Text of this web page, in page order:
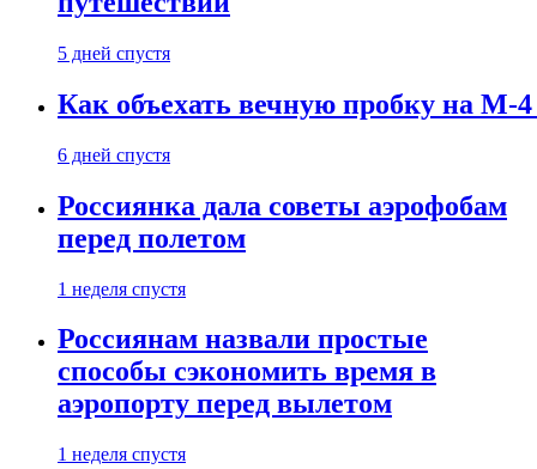
5 дней спустя
Как объехать вечную пробку на М-
6 дней спустя
Россиянка дала советы аэрофобам
перед полетом
1 неделя спустя
Россиянам назвали простые
способы сэкономить время в
аэропорту перед вылетом
1 неделя спустя